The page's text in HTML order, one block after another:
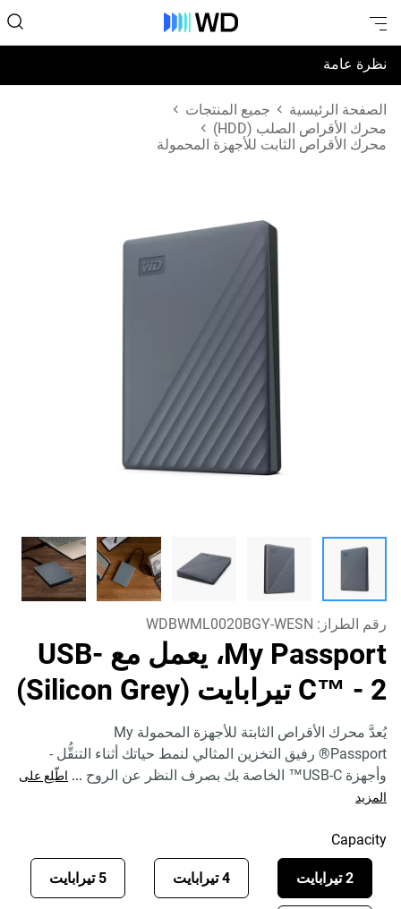
نظرة عامة
المواصفات
الدعم والموارد
الصفحة الرئيسية
جميع المنتجات
محرك الأقراص الصلب (HDD)
محرك الأقراص الثابت للأجهزة المحمولة
رقم الطراز: WDBWML0020BGY-WESN
My Passport، يعمل مع USB-
C™ - 2 تيرابايت (Silicon Grey)
يُعدَّ محرك الأقراص الثابتة للأجهزة المحمولة My
Passport® رفيق التخزين المثالي لنمط حياتك أثناء التنقُّل -
وأجهزة USB-C™ الخاصة بك بصرف النظر عن الروح
... اطّلِع على
المزيد
Capacity
2 تيرابايت 4 تيرابايت 5 تيرابايت